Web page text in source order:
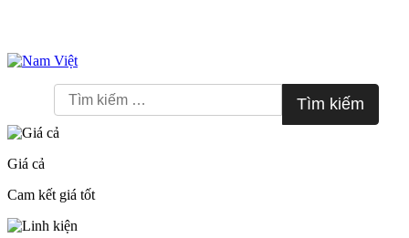
Skip
cho:
Giá cả
Cam kết giá tốt